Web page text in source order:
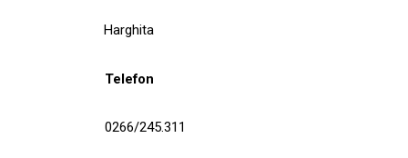
Harghita
Telefon
0266/245.311